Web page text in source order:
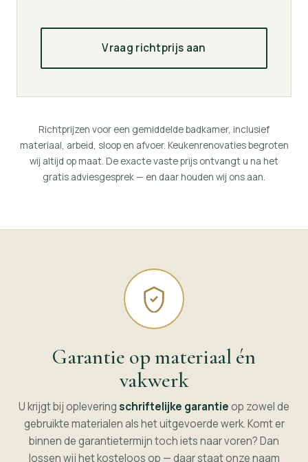
Vraag richtprijs aan
Richtprijzen voor een gemiddelde badkamer, inclusief
materiaal, arbeid, sloop en afvoer. Keukenrenovaties begroten
wij altijd op maat. De exacte vaste prijs ontvangt u na het
gratis adviesgesprek — en daar houden wij ons aan.
Garantie op materiaal én
vakwerk
U krijgt bij opleveringschriftelijke garantieop zowel de
gebruikte materialen als het uitgevoerde werk. Komt er
binnen de garantietermijn toch iets naar voren? Dan
lossen wij het kosteloos op — daar staat onze naam